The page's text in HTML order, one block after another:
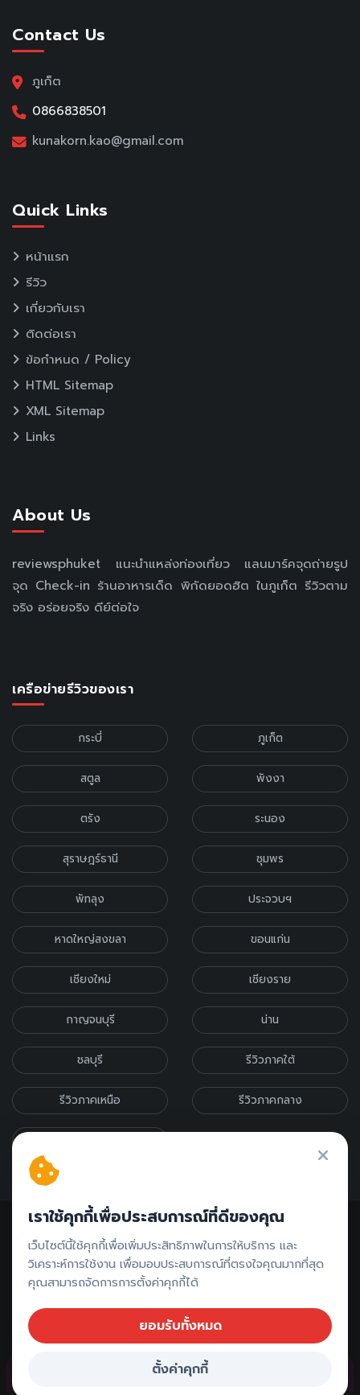
Contact Us
ภูเก็ต
0866838501
kunakorn.kao@gmail.com
Quick Links
หน้าแรก
รีวิว
เกี่ยวกับเรา
ติดต่อเรา
ข้อกำหนด / Policy
HTML Sitemap
XML Sitemap
Links
About Us
reviewsphuket แนะนำแหล่งท่องเที่ยว แลนมาร์คจุดถ่ายรูป
จุด Check-in ร้านอาหารเด็ด พิกัดยอดฮิต ในภูเก็ต รีวิวตาม
จริง อร่อยจริง ดีย์ต่อใจ
เครือข่ายรีวิวของเรา
กระบี่ ภูเก็ต
สตูล พังงา
ตรัง ระนอง
สุราษฎร์ธานี ชุมพร
พัทลุง ประจวบฯ
หาดใหญ่สงขลา ขอนแก่น
เชียงใหม่ เชียงราย
กาญจนบุรี น่าน
ชลบุรี รีวิวภาคใต้
รีวิวภาคเหนือ รีวิวภาคกลาง
ติดต่อรีวิว // ลงโฆษณา
2026 All rights reserved |
เราใช้คุกกี้เพื่อประสบการณ์ที่ดีของคุณ
เว็บไซต์นี้ใช้คุกกี้เพื่อเพิ่มประสิทธิภาพในการให้บริการ และ
วิเคราะห์การใช้งาน เพื่อมอบประสบการณ์ที่ตรงใจคุณมากที่สุด
คุณสามารถจัดการการตั้งค่าคุกกี้ได้
ยอมรับทั้งหมด
ตั้งค่าคุกกี้